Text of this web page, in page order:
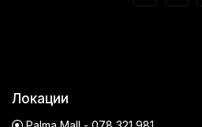
Локации